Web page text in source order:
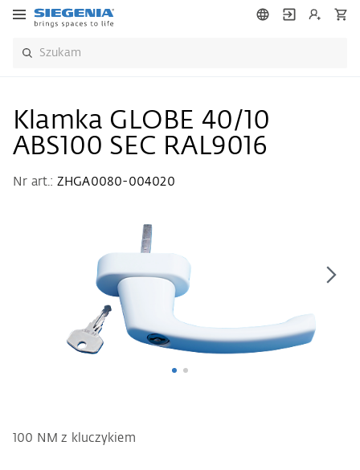
Klamka GLOBE 40/10
ABS100 SEC RAL9016
Nr art.: ZHGA0080-004020
100 NM z kluczykiem